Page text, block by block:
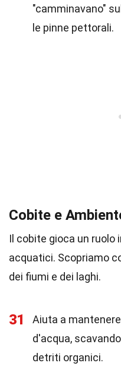
"camminavano"
le pinne pettorali.
Cobite e
Il cobite gioca un
acquatici. Scopriamo
dei fiumi e dei laghi.
31
Aiuta a
d'acqua,
detriti organici.